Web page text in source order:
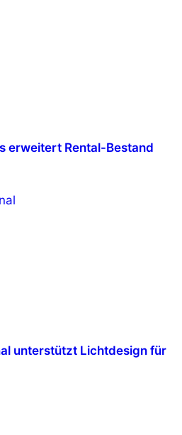
erweitert Rental-Bestand
unterstützt Lichtdesign für